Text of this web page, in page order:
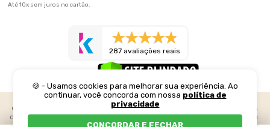
Até 10x sem juros no cartão.
287 avaliações reais
©2026 Lucas Home. Todos os direitos reservados. Preços e condições
de pagamento exclusivos para compras realizadas através do web site.
Os estoques são limitados e os valores podem sofrer alterações sem
🍪 - Usamos cookies para melhorar sua experiência. Ao
continuar, você concorda com nossa política de
privacidade
CONCORDAR E FECHAR